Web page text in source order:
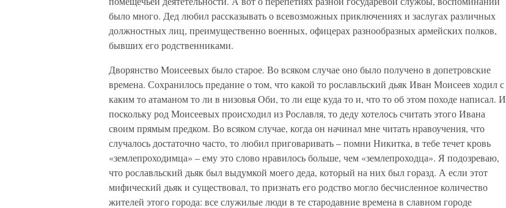
было много. Дед любил рассказывать о всевозможных приключениях и заслугах различных
должностных лиц, преимущественно военных, офицерах разнообразных армейских полков,
бывших его родственниками.
Дворянство Моисеевых было старое. Во всяком случае оно было получено в допетровские
времена. Сохранилось предание о том, что какой то рославльский дьяк Иван Моисеев ходил с
каким то атаманом то ли в низовья Оби, то ли еще куда то и, что то об этом походе написал. И
поскольку род Моисеевых происходил из Рославля, то деду хотелось считать этого Ивана
своим прямым предком. Во всяком случае, когда он начинал мне читать нравоучения, что
случалось достаточно часто, то любил приговаривать – помни Никитка, в тебе течет кровь
«землепроходимца» – ему это слово нравилось больше, чем «землепроходца». Я подозреваю,
что рославльский дьяк был выдумкой моего деда, который на них был горазд. А если этот
мифический дьяк и существовал, то признать его родство могло бесчисленное количество
жителей этого города: все служилые люди в те стародавние времена в славном городе